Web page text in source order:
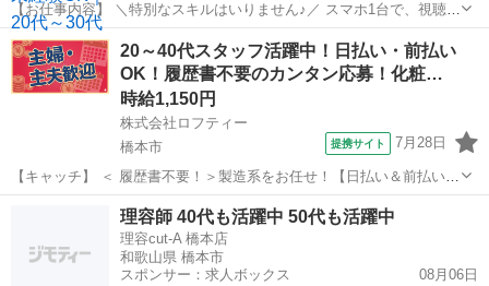
【お仕事内容】 ＼特別なスキルはいりません♪／ スマホ1台で、視聴者
と楽しくお話しするだけ。 在籍ライバーの9割以上が20代～30代の女
性。 同世代が多く、未経験からでも始めやすい環境です。 スマホアプ
リを使ったライブ配...
和歌山 橋本市 下兵庫駅 イベントスタッフ
20～40代スタッフ活躍中！日払い・前払い
OK！履歴書不要のカンタン応募！化粧…
時給1,150円
株式会社ロフティー
橋本市
提携サイト 7月28日
【キャッチ】 ＜ 履歴書不要！＞製造系をお任せ！【日払い＆前払いあ
り】高時給1150～1438円！未経験OK！ 【コメント】 ＊未経験からお
仕事にチャレンジしたい方 ＊経験を活かしてさらにスキルアップした
い方 ＊扶養...
橋本市 工場
理容師 40代も活躍中 50代も活躍中
理容cut-A 橋本店
和歌山県 橋本市
スポンサー：求人ボックス
08月06日